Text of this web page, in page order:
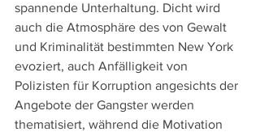
spannende Unterhaltung. Dicht wird
auch die Atmosphäre des von Gewalt
und Kriminalität bestimmten New York
evoziert, auch Anfälligkeit von
Polizisten für Korruption angesichts der
Angebote der Gangster werden
thematisiert, während die Motivation